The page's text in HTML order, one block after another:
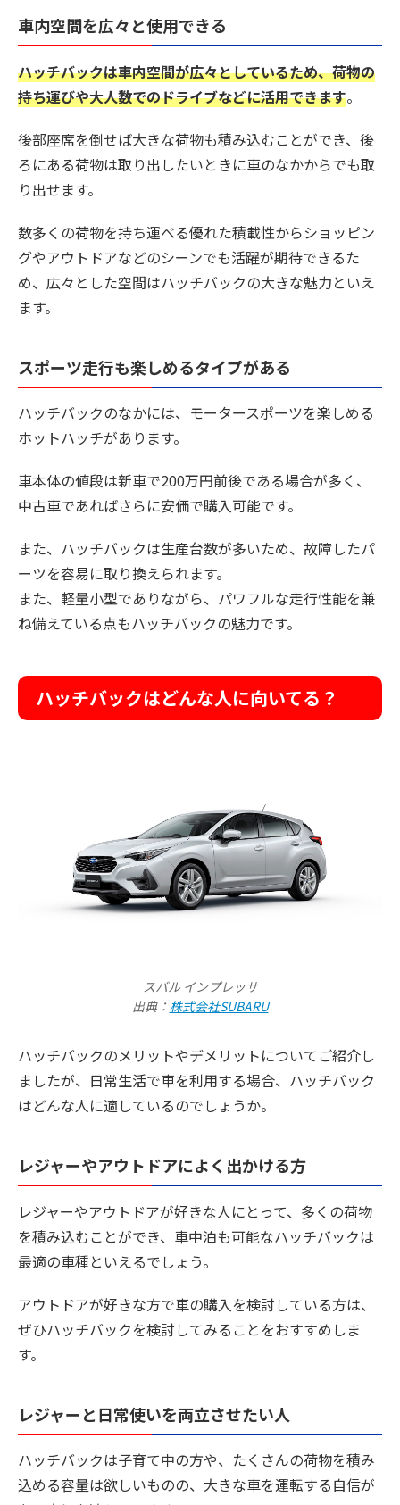
車内空間を広々と使用できる
ハッチバックは車内空間が広々としているため、荷物の
持ち運びや大人数でのドライブなどに活用できます。
後部座席を倒せば大きな荷物も積み込むことができ、後
ろにある荷物は取り出したいときに車のなかからでも取
り出せます。
数多くの荷物を持ち運べる優れた積載性からショッピン
グやアウトドアなどのシーンでも活躍が期待できるた
め、広々とした空間はハッチバックの大きな魅力といえ
ます。
スポーツ走行も楽しめるタイプがある
ハッチバックのなかには、モータースポーツを楽しめる
ホットハッチがあります。
車本体の値段は新車で200万円前後である場合が多く、
中古車であればさらに安価で購入可能です。
また、ハッチバックは生産台数が多いため、故障したパ
ーツを容易に取り換えられます。
また、軽量小型でありながら、パワフルな走行性能を兼
ね備えている点もハッチバックの魅力です。
ハッチバックはどんな人に向いてる？
スバル インプレッサ
出典： 株式会社SUBARU
ハッチバックのメリットやデメリットについてご紹介し
ましたが、日常生活で車を利用する場合、ハッチバック
はどんな人に適しているのでしょうか。
レジャーやアウトドアによく出かける方
レジャーやアウトドアが好きな人にとって、多くの荷物
を積み込むことができ、車中泊も可能なハッチバックは
最適の車種といえるでしょう。
アウトドアが好きな方で車の購入を検討している方は、
ぜひハッチバックを検討してみることをおすすめしま
す。
レジャーと日常使いを両立させたい人
ハッチバックは子育て中の方や、たくさんの荷物を積み
込める容量は欲しいものの、大きな車を運転する自信が